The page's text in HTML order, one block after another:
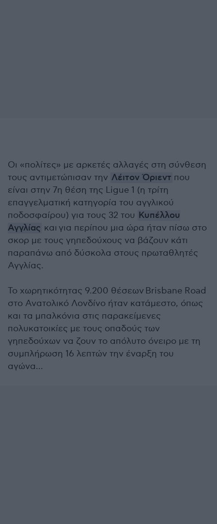
Οι «πολίτες» με αρκετές αλλαγές στη σύνθεση
τους αντιμετώπισαν την Λέιτον Όριεντ που
είναι στην 7η θέση της Ligue 1 (η τρίτη
επαγγελματική κατηγορία του αγγλικού
ποδοσφαίρου) για τους 32 του Κυπέλλου
Αγγλίας και για περίπου μια ώρα ήταν πίσω στο
σκορ με τους γηπεδούχους να βάζουν κάτι
παραπάνω από δύσκολα στους πρωταθλητές
Αγγλίας.
Το χωρητικότητας 9.200 θέσεων Brisbane Road
στο Ανατολικό Λονδίνο ήταν κατάμεστο, όπως
και τα μπαλκόνια στις παρακείμενες
πολυκατοικίες με τους οπαδούς των
γηπεδούχων να ζουν το απόλυτο όνειρο με τη
συμπλήρωση 16 λεπτών την έναρξη του
αγώνα...